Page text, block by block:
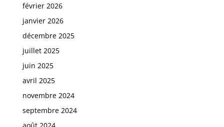
février 2026
janvier 2026
décembre 2025
juillet 2025
juin 2025
avril 2025
novembre 2024
septembre 2024